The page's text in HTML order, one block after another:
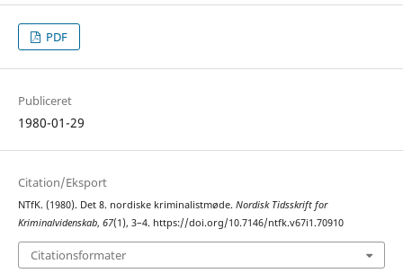
PDF
Publiceret
1980-01-29
Citation/Eksport
NTfK. (1980). Det 8. nordiske kriminalistmøde. Nordisk Tidsskrift for
Kriminalvidenskab, 67(1), 3–4. https://doi.org/10.7146/ntfk.v67i1.70910
Citationsformater